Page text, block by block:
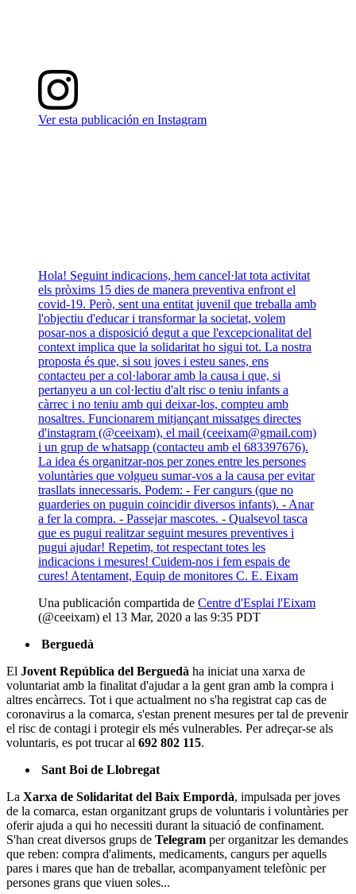
Ver esta publicación en Instagram
Hola! Seguint indicacions, hem cancel·lat tota activitat
els pròxims 15 dies de manera preventiva enfront el
covid-19. Però, sent una entitat juvenil que treballa amb
l'objectiu d'educar i transformar la societat, volem
posar-nos a disposició degut a que l'excepcionalitat del
context implica que la solidaritat ho sigui tot. La nostra
proposta és que, si sou joves i esteu sanes, ens
contacteu per a col·laborar amb la causa i que, si
pertanyeu a un col·lectiu d'alt risc o teniu infants a
càrrec i no teniu amb qui deixar-los, compteu amb
nosaltres. Funcionarem mitjançant missatges directes
d'instagram (@ceeixam), el mail (ceeixam@gmail.com)
i un grup de whatsapp (contacteu amb el 683397676).
La idea és organitzar-nos per zones entre les persones
voluntàries que volgueu sumar-vos a la causa per evitar
trasllats innecessaris. Podem: - Fer cangurs (que no
guarderies on puguin coincidir diversos infants). - Anar
a fer la compra. - Passejar mascotes. - Qualsevol tasca
que es pugui realitzar seguint mesures preventives i
pugui ajudar! Repetim, tot respectant totes les
indicacions i mesures! Cuidem-nos i fem espais de
cures! Atentament, Equip de monitores C. E. Eixam
Una publicación compartida de Centre d'Esplai l'Eixam
(@ceeixam) el 13 Mar, 2020 a las 9:35 PDT
Berguedà
El Jovent República del Berguedà ha iniciat una xarxa de
voluntariat amb la finalitat d'ajudar a la gent gran amb la compra i
altres encàrrecs. Tot i que actualment no s'ha registrat cap cas de
coronavirus a la comarca, s'estan prenent mesures per tal de prevenir
el risc de contagi i protegir els més vulnerables. Per adreçar-se als
voluntaris, es pot trucar al 692 802 115.
Sant Boi de Llobregat
La Xarxa de Solidaritat del Baix Empordà, impulsada per joves
de la comarca, estan organitzant grups de voluntaris i voluntàries per
oferir ajuda a qui ho necessiti durant la situació de confinament.
S'han creat diversos grups de Telegram per organitzar les demandes
que reben: compra d'aliments, medicaments, cangurs per aquells
pares i mares que han de treballar, acompanyament telefònic per
persones grans que viuen soles...